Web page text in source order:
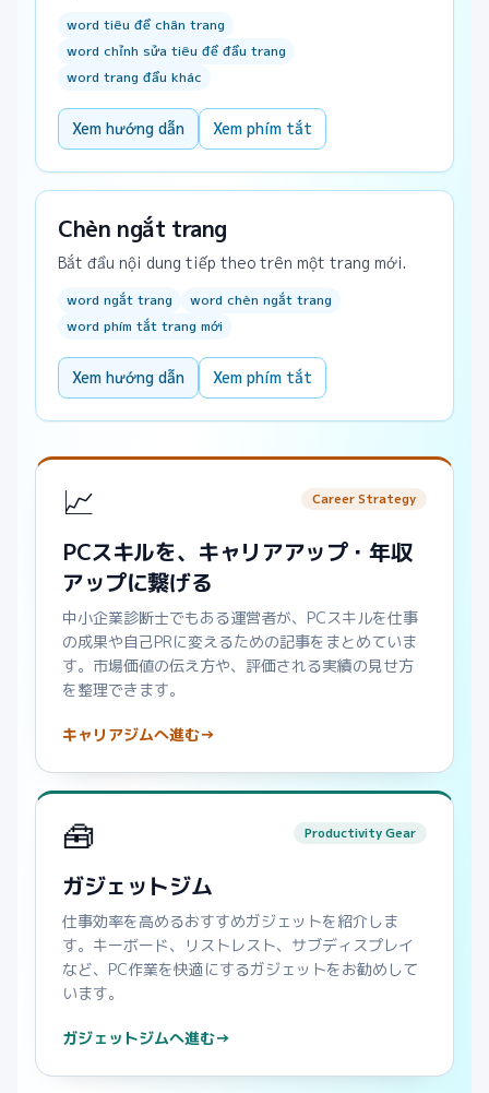
word tiêu đề chân trang
word chỉnh sửa tiêu đề đầu trang
word trang đầu khác
Xem hướng dẫn Xem phím tắt
Chèn ngắt trang
Bắt đầu nội dung tiếp theo trên một trang mới.
word ngắt trang
word chèn ngắt trang
word phím tắt trang mới
Xem hướng dẫn Xem phím tắt
📈 Career Strategy
PCスキルを、キャリアアップ・年収
アップに繋げる
中小企業診断士でもある運営者が、PCスキルを仕事
の成果や自己PRに変えるための記事をまとめていま
す。市場価値の伝え方や、評価される実績の見せ方
を整理できます。
キャリアジムへ進む→
🧰 Productivity Gear
ガジェットジム
仕事効率を高めるおすすめガジェットを紹介しま
す。キーボード、リストレスト、サブディスプレイ
など、PC作業を快適にするガジェットをお勧めして
います。
ガジェットジムへ進む→